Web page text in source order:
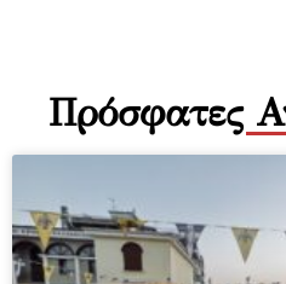
Πρόσφατες